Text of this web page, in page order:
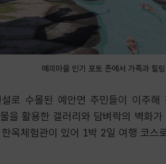
예끼마을 인기 포토 존에서 가족과 힐링
로 수몰된 예안면 주민들이 이주해
을 활용한 갤러리와 담벼락의 벽화
옥체험관이 있어 1박 2일 여행 코스